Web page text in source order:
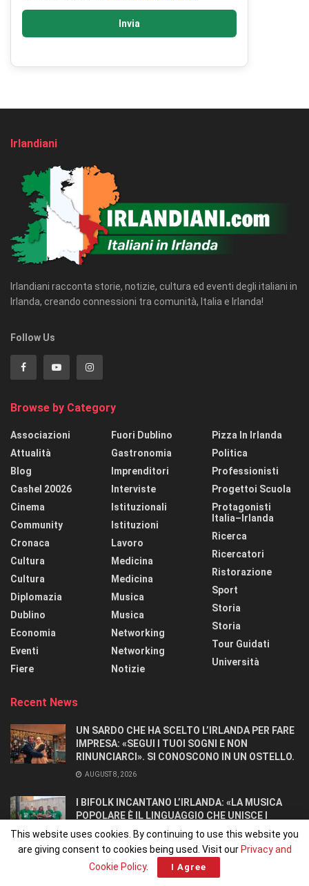
Invia
Irlandiani
Irlandiani racconta storie, notizie, cultura ed eventi degli italiani in
Irlanda, creando connessioni tra comunità, Italia e Irlanda!
Follow Us
Browse by Category
Associazioni
Attualità
Blog
Cashel 20026
Cinema
Community
Cronaca
Cultura
Cultura
Diplomazia
Dublino
Economia
Eventi
Fiere
Fuori Dublino
Gastronomia
Imprenditori
Interviste
Istituzionali
Istituzioni
Lavoro
Medicina
Medicina
Musica
Musica
Networking
Networking
Notizie
Pizza In Irlanda
Politica
Professionisti
Progettoi Scuola
Protagonisti
Italia–Irlanda
Ricerca
Ricercatori
Ristorazione
Sport
Storia
Storia
Tour Guidati
Università
Recent News
UN SARDO CHE HA SCELTO L’IRLANDA PER FARE
IMPRESA: «SEGUI I TUOI SOGNI E NON
RINUNCIARCI». SI CONOSCONO IN UN OSTELLO.
AUGUST 8, 2026
I BIFOLK INCANTANO L’IRLANDA: «LA MUSICA
POPOLARE È IL LINGUAGGIO CHE UNISCE I
POPOLI»
JULY 31, 2026
This website uses cookies. By continuing to use this website you
are giving consent to cookies being used. Visit our Privacy and
Cookie Policy. I Agree